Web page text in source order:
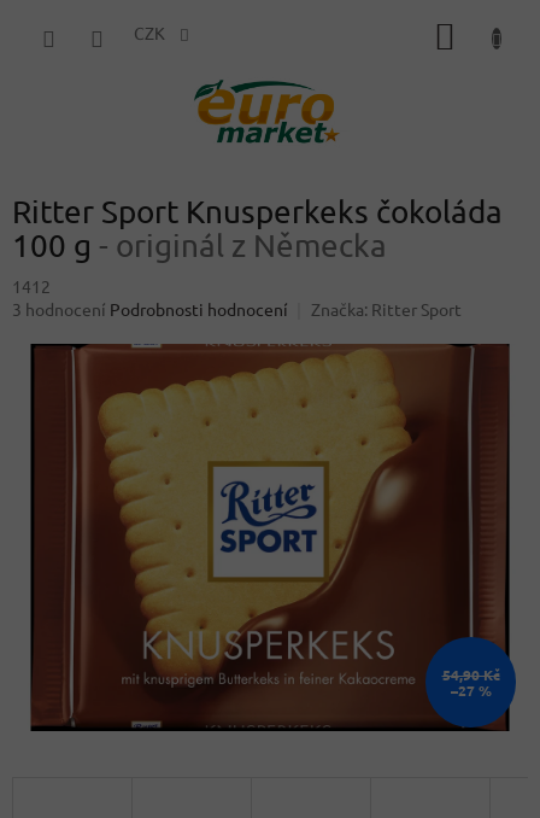
CZK
Ritter Sport Knusperkeks čokoláda
100 g - originál z Německa
1412
Průměrné
produktu
3 hodnocení Podrobnosti hodnocení Značka: Ritter Sport
54,90 Kč
–27 %